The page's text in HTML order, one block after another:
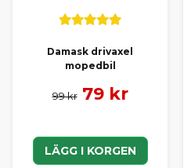
Damask drivaxel
mopedbil
99 kr 79 kr
LÄGG I KORGEN